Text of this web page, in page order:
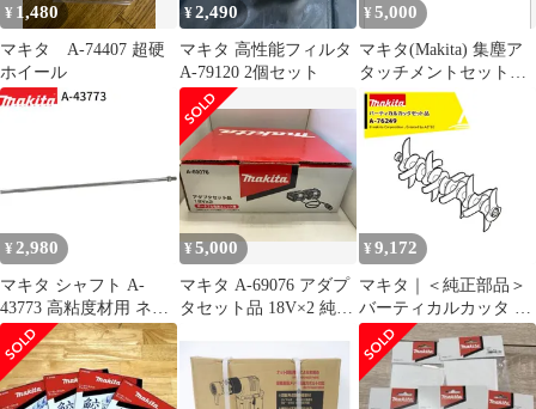
¥ 1,480
マキタ A-74407 超硬
ホイール
¥2,490
マキタ 高性能フィルタ
A-79120 2個セット
¥ 5,000
マキタ(Makita) 集塵ア
タッチメントセット品
196860-7
¥ 2,980
マキタ シャフト A-
43773 高粘度材用 ネジ
込み式 M12 カクハン機
用 makita 正規品 純正品
撹拌機 撹拌 かくはん機
かくはん アクセサリ ア
¥5,000
マキタ A-69076 アダプ
タセット品 18V×2 純正
¥ 9,172
マキタ｜＜純正部品＞
バーティカルカッタ A-
76249